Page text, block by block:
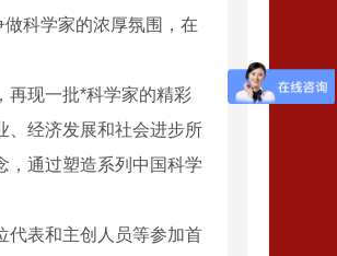
科学家的浓厚氛围，在
现一批*科学家的精彩
、经济发展和社会进步所
，通过塑造系列中国科学
表和主创人员等参加首